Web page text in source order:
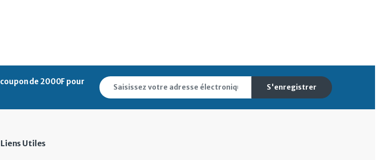
coupon de 2000F pour
S'enregistrer
Liens Utiles